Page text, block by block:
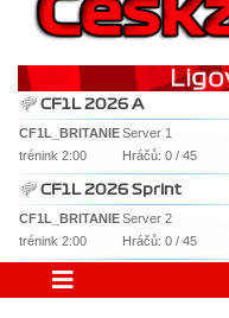
CF1L 2026 A
CF1L_BRITANIEServer 1
trénink 2:00
Hráčů: 0 / 45
CF1L 2026 Sprint
CF1L_BRITANIEServer 2
trénink 2:00
Hráčů: 0 / 45